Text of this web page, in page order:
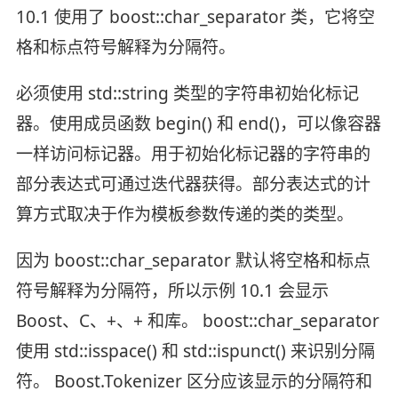
10.1 使用了 boost::char_separator 类，它将空
格和标点符号解释为分隔符。
必须使用 std::string 类型的字符串初始化标记
器。使用成员函数 begin() 和 end()，可以像容器
一样访问标记器。用于初始化标记器的字符串的
部分表达式可通过迭代器获得。部分表达式的计
算方式取决于作为模板参数传递的类的类型。
因为 boost::char_separator 默认将空格和标点
符号解释为分隔符，所以示例 10.1 会显示
Boost、C、+、+ 和库。 boost::char_separator
使用 std::isspace() 和 std::ispunct() 来识别分隔
符。 Boost.Tokenizer 区分应该显示的分隔符和